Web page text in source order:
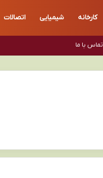
کارخانه شیمیایی اتصالات
تماس با ما